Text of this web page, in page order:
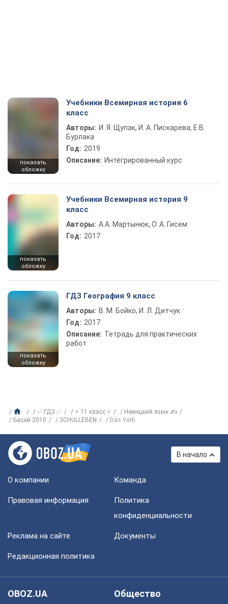
показать
обложку
Учебники Всемирная история 6
класс
Авторы: И. Я. Щупак, И. А. Пискарева, Е.В.
Бурлака
Год: 2019
Описание: Интегрированный курс
показать
обложку
Учебники Всемирная история 9
класс
Авторы: А.А. Мартынюк, О. А. Гисем
Год: 2017
показать
обложку
ГДЗ География 9 класс
Авторы: В. М. Бойко, И. Л. Дитчук
Год: 2017
Описание: Тетрадь для практических
работ
✅ ГДЗ ✅ ⚡ 11 класс ⚡
Немецкий язык ✍
Басай 2010
SCHULLEBEN Das Verb
В начало
О компании Команда
Правовая информация
Политика
конфиденциальности
Реклама на сайте Документы
Редакционная политика
OBOZ.UA
Общество